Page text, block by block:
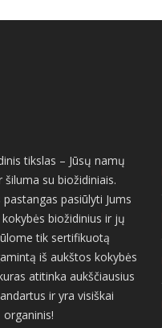
tikslas – Jūsų namų
šiluma su biožidiniais.
pasiūlyti Jums
biožidinius ir jų
tik sertifikuotą
iš aukštos kokybės
atitinka aukščiausius
ir yra visiškai
organinis!